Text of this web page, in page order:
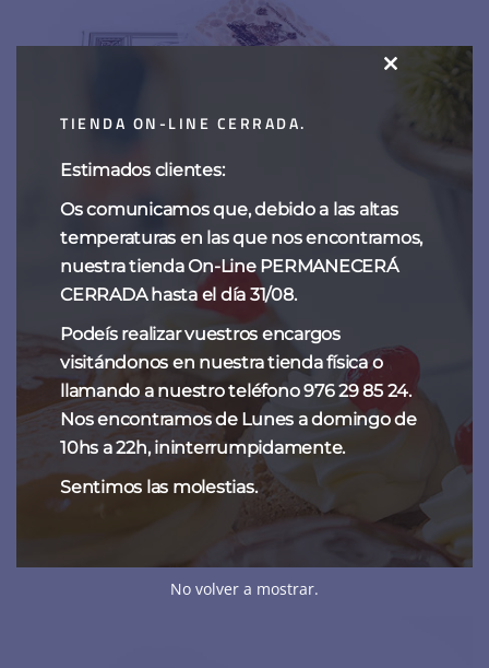
Turrón tradicional duro
18,00€
TIENDA ON-LINE CERRADA.
Estimados clientes:
Os comunicamos que, debido a las altas
temperaturas en las que nos encontramos,
nuestra tienda On-Line PERMANECERÁ
CERRADA hasta el día 31/08.
Podeís realizar vuestros encargos
visitándonos en nuestra tienda física o
llamando a nuestro teléfono 976 29 85 24.
Nos encontramos de Lunes a domingo de
10hs a 22h, ininterrumpidamente.
Sentimos las molestias.
No volver a mostrar.